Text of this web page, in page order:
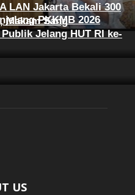
LAN Jakarta Bekali 300
PKKMB 2026
Makam Sang
Jelang HUT RI ke-
US